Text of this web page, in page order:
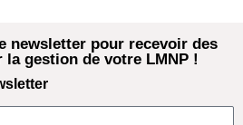
newsletter pour recevoir des
gestion de votre LMNP !